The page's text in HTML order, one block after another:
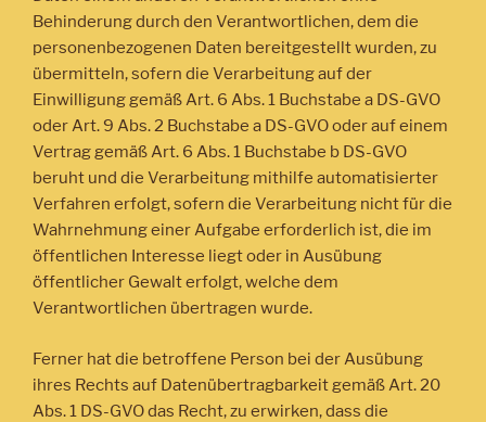
Behinderung durch den Verantwortlichen, dem die
personenbezogenen Daten bereitgestellt wurden, zu
übermitteln, sofern die Verarbeitung auf der
Einwilligung gemäß Art. 6 Abs. 1 Buchstabe a DS-GVO
oder Art. 9 Abs. 2 Buchstabe a DS-GVO oder auf einem
Vertrag gemäß Art. 6 Abs. 1 Buchstabe b DS-GVO
beruht und die Verarbeitung mithilfe automatisierter
Verfahren erfolgt, sofern die Verarbeitung nicht für die
Wahrnehmung einer Aufgabe erforderlich ist, die im
öffentlichen Interesse liegt oder in Ausübung
öffentlicher Gewalt erfolgt, welche dem
Verantwortlichen übertragen wurde.
Ferner hat die betroffene Person bei der Ausübung
ihres Rechts auf Datenübertragbarkeit gemäß Art. 20
Abs. 1 DS-GVO das Recht, zu erwirken, dass die